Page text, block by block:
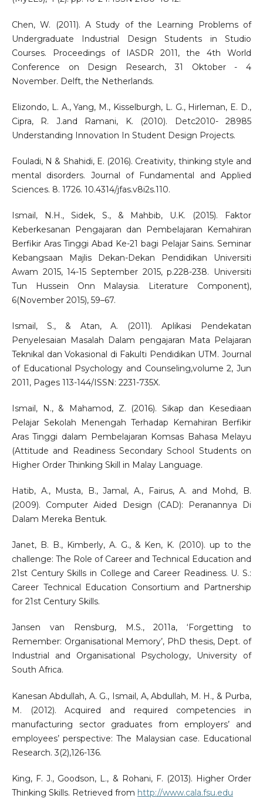
Chen, W. (2011). A Study of the Learning Problems of
Undergraduate Industrial Design Students in Studio
Courses. Proceedings of IASDR 2011, the 4th World
Conference on Design Research, 31 Oktober - 4
November. Delft, the Netherlands.
Elizondo, L. A., Yang, M., Kisselburgh, L. G., Hirleman, E. D.,
Cipra, R. J.and Ramani, K. (2010). Detc2010- 28985
Understanding Innovation In Student Design Projects.
Fouladi, N & Shahidi, E. (2016). Creativity, thinking style and
mental disorders. Journal of Fundamental and Applied
Sciences. 8. 1726. 10.4314/jfas.v8i2s.110.
Ismail, N.H., Sidek, S., & Mahbib, U.K. (2015). Faktor
Keberkesanan Pengajaran dan Pembelajaran Kemahiran
Berfikir Aras Tinggi Abad Ke-21 bagi Pelajar Sains. Seminar
Kebangsaan Majlis Dekan-Dekan Pendidikan Universiti
Awam 2015, 14-15 September 2015, p.228-238. Universiti
Tun Hussein Onn Malaysia. Literature Component),
6(November 2015), 59–67.
Ismail, S., & Atan, A. (2011). Aplikasi Pendekatan
Penyelesaian Masalah Dalam pengajaran Mata Pelajaran
Teknikal dan Vokasional di Fakulti Pendidikan UTM. Journal
of Educational Psychology and Counseling,volume 2, Jun
2011, Pages 113-144/ISSN: 2231-735X.
Ismail, N., & Mahamod, Z. (2016). Sikap dan Kesediaan
Pelajar Sekolah Menengah Terhadap Kemahiran Berfikir
Aras Tinggi dalam Pembelajaran Komsas Bahasa Melayu
(Attitude and Readiness Secondary School Students on
Higher Order Thinking Skill in Malay Language.
Hatib, A., Musta, B., Jamal, A., Fairus, A. and Mohd, B.
(2009). Computer Aided Design (CAD): Peranannya Di
Dalam Mereka Bentuk.
Janet, B. B., Kimberly, A. G., & Ken, K. (2010). up to the
challenge: The Role of Career and Technical Education and
21st Century Skills in College and Career Readiness. U. S.:
Career Technical Education Consortium and Partnership
for 21st Century Skills.
Jansen van Rensburg, M.S., 2011a, ‘Forgetting to
Remember: Organisational Memory’, PhD thesis, Dept. of
Industrial and Organisational Psychology, University of
South Africa.
Kanesan Abdullah, A. G., Ismail, A, Abdullah, M. H., & Purba,
M. (2012). Acquired and required competencies in
manufacturing sector graduates from employers’ and
employees’ perspective: The Malaysian case. Educational
Research. 3(2),126-136.
King, F. J., Goodson, L., & Rohani, F. (2013). Higher Order
Thinking Skills. Retrieved from http://www.cala.fsu.edu